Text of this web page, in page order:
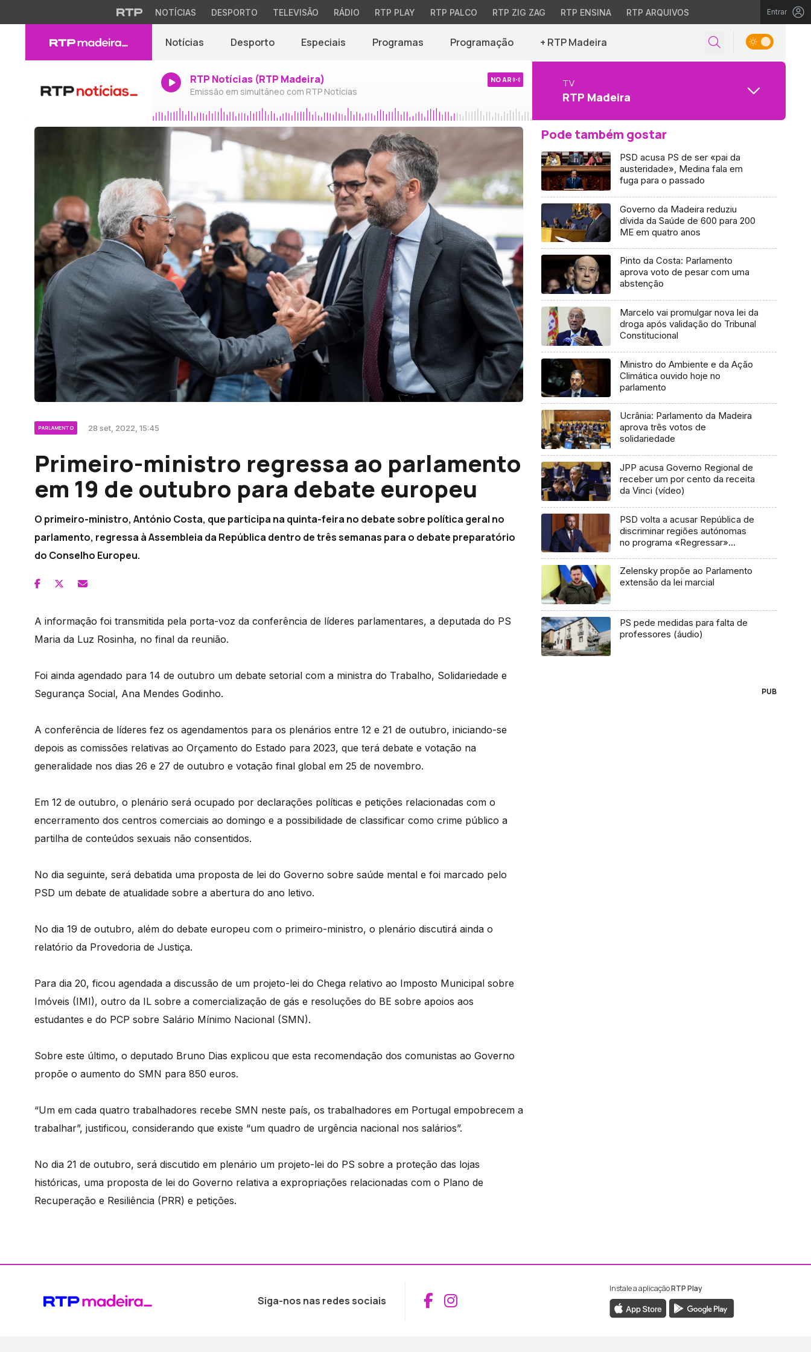
NOTÍCIAS DESPORTO TELEVISÃO RÁDIO RTP PLAY RTP PALCO RTP ZIG ZAG RTP ENSINA RTP ARQUIVOS Entrar
Notícias Desporto Especiais Programas Programação + RTP Madeira
RTP Notícias (RTP Madeira)
Emissão em simultâneo com RTP Notícias
NO AR TV
RTP Madeira
PARLAMENTO 28 set, 2022, 15:45
Primeiro-ministro regressa ao parlamento
em 19 de outubro para debate europeu
O primeiro-ministro, António Costa, que participa na quinta-feira no debate sobre política geral no
parlamento, regressa à Assembleia da República dentro de três semanas para o debate preparatório
do Conselho Europeu.
A informação foi transmitida pela porta-voz da conferência de líderes parlamentares, a deputada do PS
Maria da Luz Rosinha, no final da reunião.
Foi ainda agendado para 14 de outubro um debate setorial com a ministra do Trabalho, Solidariedade e
Segurança Social, Ana Mendes Godinho.
A conferência de líderes fez os agendamentos para os plenários entre 12 e 21 de outubro, iniciando-se
depois as comissões relativas ao Orçamento do Estado para 2023, que terá debate e votação na
generalidade nos dias 26 e 27 de outubro e votação final global em 25 de novembro.
Em 12 de outubro, o plenário será ocupado por declarações políticas e petições relacionadas com o
encerramento dos centros comerciais ao domingo e a possibilidade de classificar como crime público a
partilha de conteúdos sexuais não consentidos.
No dia seguinte, será debatida uma proposta de lei do Governo sobre saúde mental e foi marcado pelo
PSD um debate de atualidade sobre a abertura do ano letivo.
No dia 19 de outubro, além do debate europeu com o primeiro-ministro, o plenário discutirá ainda o
relatório da Provedoria de Justiça.
Para dia 20, ficou agendada a discussão de um projeto-lei do Chega relativo ao Imposto Municipal sobre
Imóveis (IMI), outro da IL sobre a comercialização de gás e resoluções do BE sobre apoios aos
estudantes e do PCP sobre Salário Mínimo Nacional (SMN).
Sobre este último, o deputado Bruno Dias explicou que esta recomendação dos comunistas ao Governo
propõe o aumento do SMN para 850 euros.
“Um em cada quatro trabalhadores recebe SMN neste país, os trabalhadores em Portugal empobrecem a
trabalhar”, justificou, considerando que existe “um quadro de urgência nacional nos salários”.
No dia 21 de outubro, será discutido em plenário um projeto-lei do PS sobre a proteção das lojas
históricas, uma proposta de lei do Governo relativa a expropriações relacionadas com o Plano de
Recuperação e Resiliência (PRR) e petições.
Pode também gostar
PSD acusa PS de ser «pai da
austeridade», Medina fala em
fuga para o passado
Governo da Madeira reduziu
dívida da Saúde de 600 para 200
ME em quatro anos
Pinto da Costa: Parlamento
aprova voto de pesar com uma
abstenção
Marcelo vai promulgar nova lei da
droga após validação do Tribunal
Constitucional
Ministro do Ambiente e da Ação
Climática ouvido hoje no
parlamento
Ucrânia: Parlamento da Madeira
aprova três votos de
solidariedade
JPP acusa Governo Regional de
receber um por cento da receita
da Vinci (vídeo)
PSD volta a acusar República de
discriminar regiões autónomas
no programa «Regressar»
Zelensky propõe ao Parlamento
extensão da lei marcial
PS pede medidas para falta de
professores (áudio)
PUB
Siga-nos nas redes sociais Aceder ao Facebook da RTP Madeira
Aceder ao Instagram da RTP Madeira
Instale a aplicaçãoRTP Play